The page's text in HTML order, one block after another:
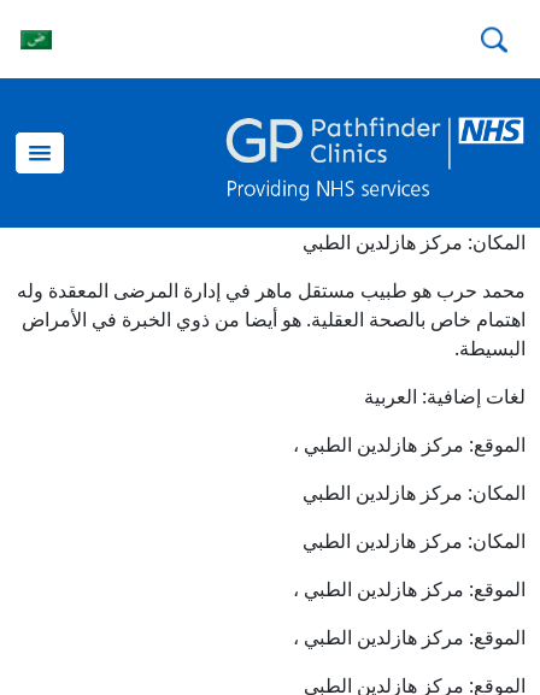
المكان: مركز هازلدين الطبي
محمد حرب هو طبيب مستقل ماهر في إدارة المرضى المعقدة وله
اهتمام خاص بالصحة العقلية. هو أيضا من ذوي الخبرة في الأمراض
البسيطة.
لغات إضافية: العربية
الموقع: مركز هازلدين الطبي ،
المكان: مركز هازلدين الطبي
المكان: مركز هازلدين الطبي
الموقع: مركز هازلدين الطبي ،
الموقع: مركز هازلدين الطبي ،
الموقع: مركز هازلدين الطبي